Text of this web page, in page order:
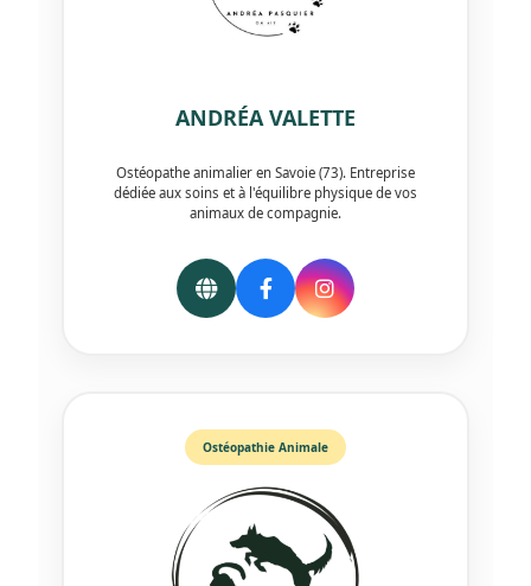
ANDRÉA VALETTE
Ostéopathe animalier en Savoie (73). Entreprise
dédiée aux soins et à l'équilibre physique de vos
animaux de compagnie.
Ostéopathie Animale